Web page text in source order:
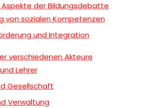
der Bildungsdebatte
von sozialen Kompetenzen
und Integration
verschiedenen Akteure
Lehrer
Gesellschaft
Verwaltung